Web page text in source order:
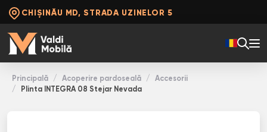
CHIȘINĂU MD, STRADA UZINELOR 5
Principală Acoperire pardoseală
Accesorii
Plinta INТЕGRА 08 Stejar Nevada